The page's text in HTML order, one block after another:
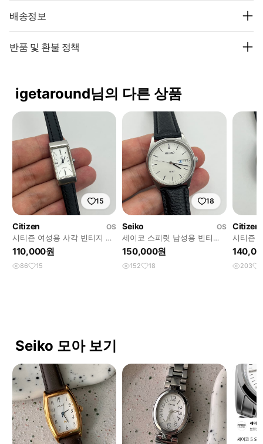
배송정보
반품 및 환불 정책
igetaround님의 다른 상품
15
Citizen
OS
시티즌 여성용 사각 빈티지 시
계
110,000원
86 15
18
Seiko
OS
세이코 스피릿 남성용 빈티지
시계
150,000원
152 18
Citizen
시티즌
203
Seiko 모아 보기